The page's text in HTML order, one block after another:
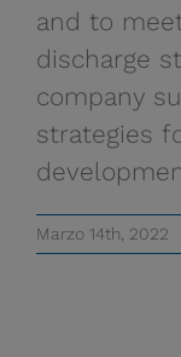
and to
discharge
company
strategies
Marzo 14th, 2022